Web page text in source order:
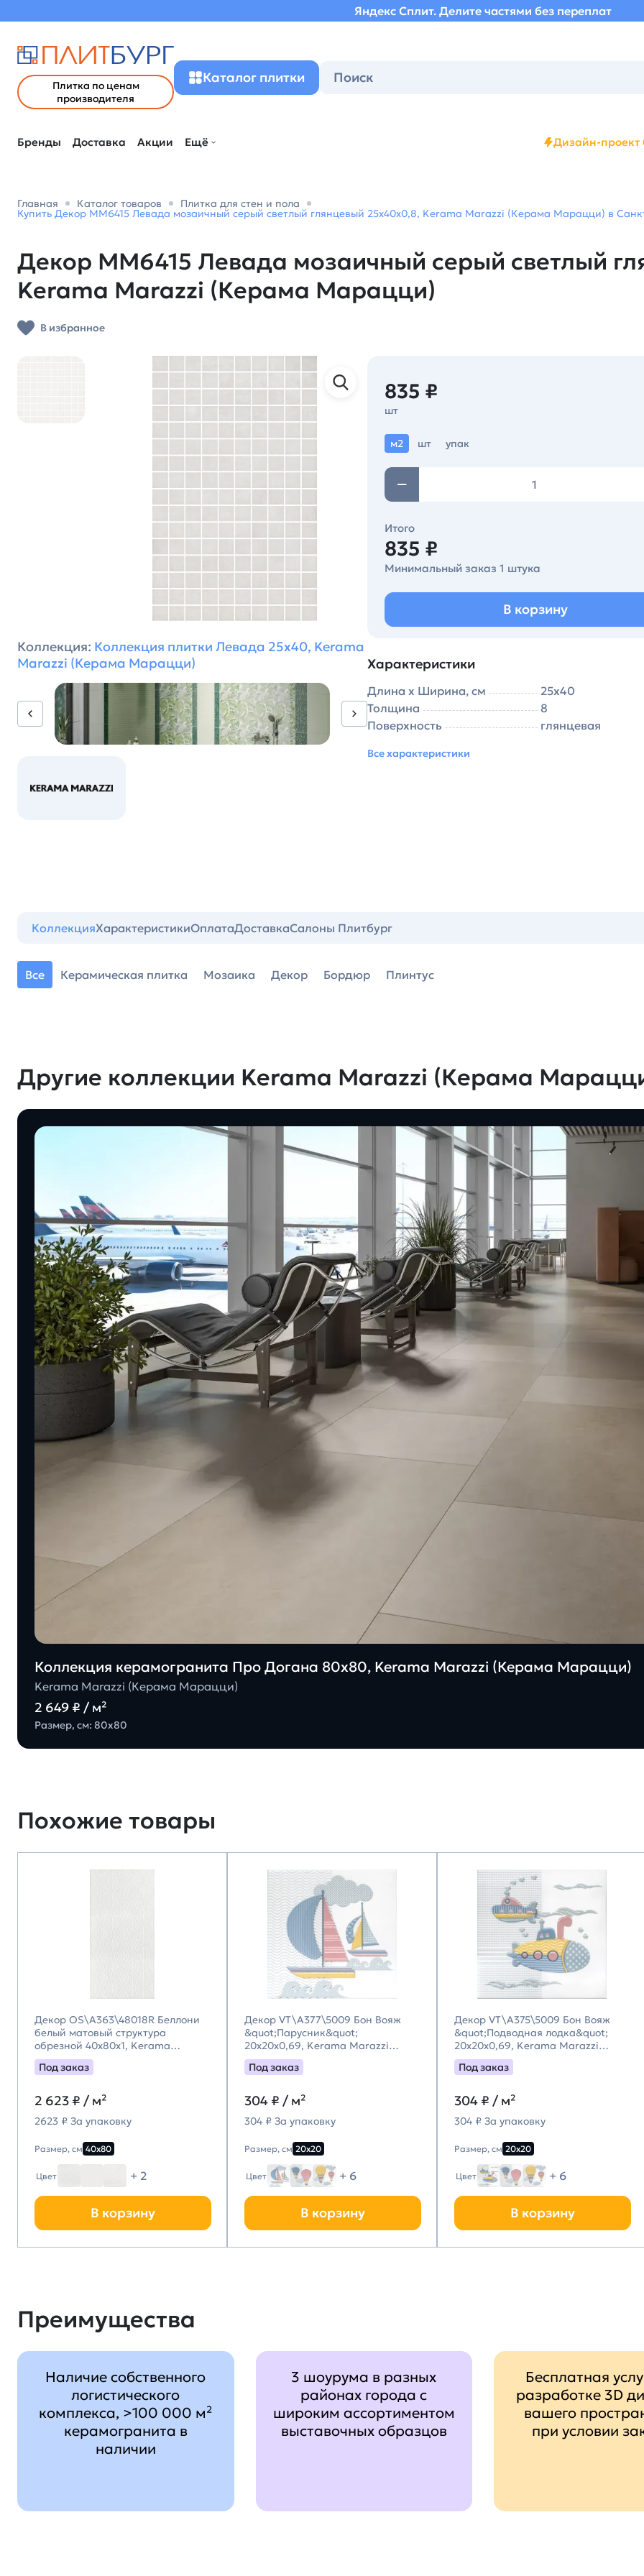
Яндекс Сплит. Делите частями без переплат
Плитка по ценам
производителя
Каталог плитки
Бренды Доставка Акции Ещё Дизайн-проект
Главная Каталог товаров Плитка для стен и пола
Купить Декор MM6415 Левада мозаичный серый светлый глянцевый 25x40x0,8, Kerama Marazzi (Керама Марацци) в
Декор MM6415 Левада мозаичный серый светлый
Kerama Marazzi (Керама Марацци)
В избранное
Коллекция: Коллекция плитки Левада 25х40, Kerama
Marazzi (Керама Марацци)
835 ₽
шт
м2 шт упак
Итого
835 ₽
Минимальный заказ 1 штука
В корзину
Характеристики
Длина х Ширина, см
25х40
Толщина
8
Поверхность
глянцевая
Все характеристики
КоллекцияХарактеристикиОплатаДоставкаСалоны Плитбург
Все Керамическая плитка Мозаика Декор Бордюр Плинтус
Другие коллекции Kerama Marazzi (Керама
Коллекция керамогранита Про Догана 80х80, Kerama Marazzi (Керама Марацци)
Kerama Marazzi (Керама Марацци)
2 649 ₽ / м²
Размер, см: 80х80
Похожие товары
Декор OS\A363\48018R Беллони
белый матовый структура
обрезной 40x80x1, Kerama
Marazzi (Керама Марацци)
Под заказ
2 623 ₽ / м²
2623 ₽ За упаковку
Размер, см 40х80
Цвет + 2
В корзину
Декор VT\A377\5009 Бон Вояж
&quot;Парусник&quot;
20x20x0,69, Kerama Marazzi
(Керама Марацци)
Под заказ
304 ₽ / м²
304 ₽ За упаковку
Размер, см 20х20
Цвет + 6
В корзину
Декор VT\A375\5009 Бон Вояж
&quot;Подводная лодка&quot;
20x20x0,69, Kerama Marazzi
(Керама Марацци)
Под заказ
304 ₽ / м²
304 ₽ За упаковку
Размер, см 20х20
Цвет + 6
В корзину
Преимущества
Наличие собственного
логистического
комплекса, >100 000 м²
керамогранита в
наличии
3 шоурума в разных
районах города с
широким ассортиментом
выставочных образцов
Бесплатная
разработке 3D
вашего
при условии